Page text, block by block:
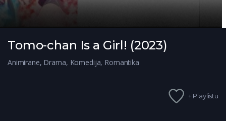
Tomo-chan Is a Girl! (2023)
Animirane, Drama, Komedija, Romantika
+ Playlistu